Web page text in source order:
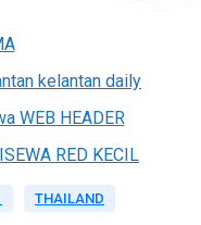
THAILAND